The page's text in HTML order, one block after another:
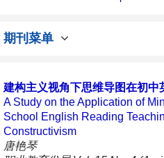
期刊菜单
建构主义视角下思维导图在初
A Study on the Application of
School English Reading
Constructivism
唐艳琴